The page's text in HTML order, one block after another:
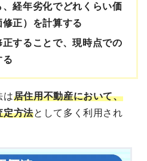
経年劣化でどれくらい価
正）を計算する
することで、現時点での
る
は居住用不動産において、
定方法として多く利用され